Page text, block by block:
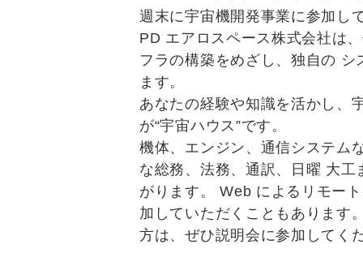
週末に宇宙機開発事業に参加し
PD エアロスペース株式会社は
フラの構築をめざし、独自の
ます。
あなたの経験や知識を活かし、
が“宇宙ハウス”です。
機体、エンジン、通信システム
な総務、法務、通訳、日曜 大
がります。 Web によるリモー
加していただくこともあります
方は、ぜひ説明会に参加してく